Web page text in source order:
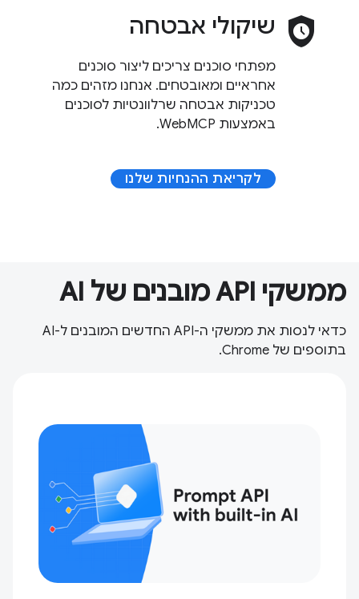
safety_check שיקולי אבטחה
מפתחי סוכנים צריכים ליצור סוכנים
אחראיים ומאובטחים. אנחנו מזהים כמה
טכניקות אבטחה שרלוונטיות לסוכנים
באמצעות WebMCP.
לקריאת ההנחיות שלנו
ממשקי API מובנים של AI
כדאי לנסות את ממשקי ה-API החדשים המובנים ל-AI
בתוספים של Chrome.